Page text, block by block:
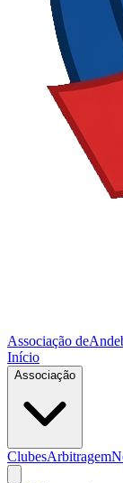
Associação de
Início
Associação
ClubesArbitragem